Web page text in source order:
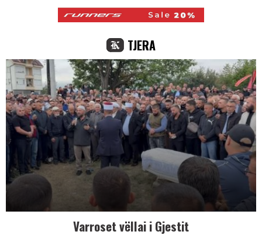
TJERA
Varroset vëllai i Gjestit